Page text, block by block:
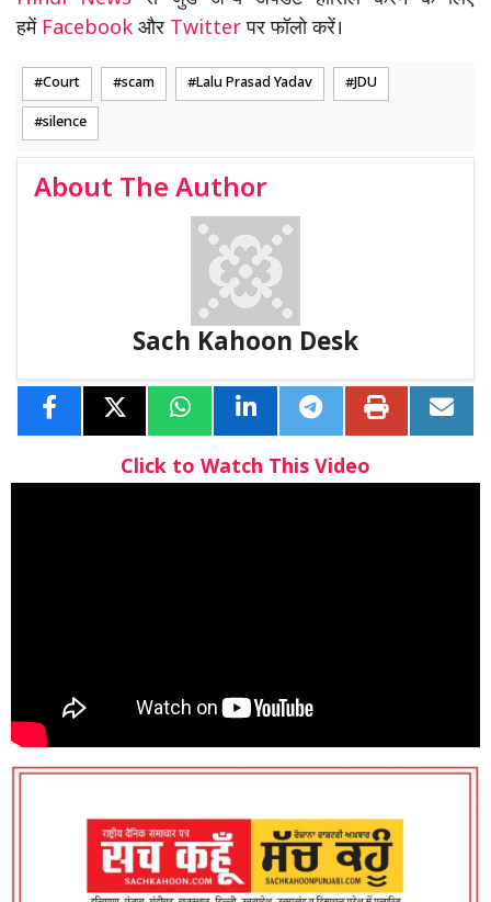
हमें Facebook और Twitterपर फॉलो करें।
Court scam Lalu Prasad Yadav JDU
silence
About The Author
Sach Kahoon Desk
Click to Watch This Video